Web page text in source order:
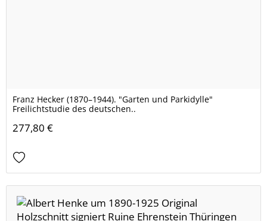
Franz Hecker (1870–1944). "Garten und Parkidylle"
Freilichtstudie des deutschen..
277,80 €